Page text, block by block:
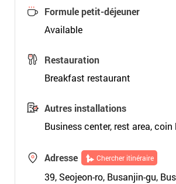
Formule petit-déjeuner
Available
Restauration
Breakfast restaurant
Autres installations
Business center, rest area, coin
Adresse Chercher itinéraire
39, Seojeon-ro, Busanjin-gu,